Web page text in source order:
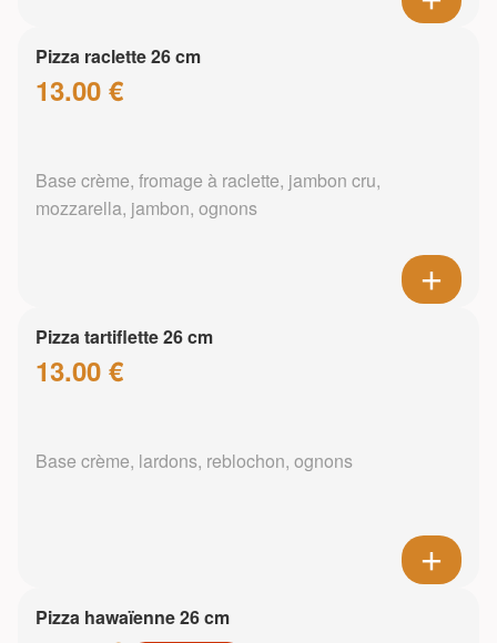
Pizza raclette 26 cm
13.00 €
Base crème, fromage à raclette, jambon cru,
mozzarella, jambon, ognons
Pizza tartiflette 26 cm
13.00 €
Base crème, lardons, reblochon, ognons
Pizza hawaïenne 26 cm